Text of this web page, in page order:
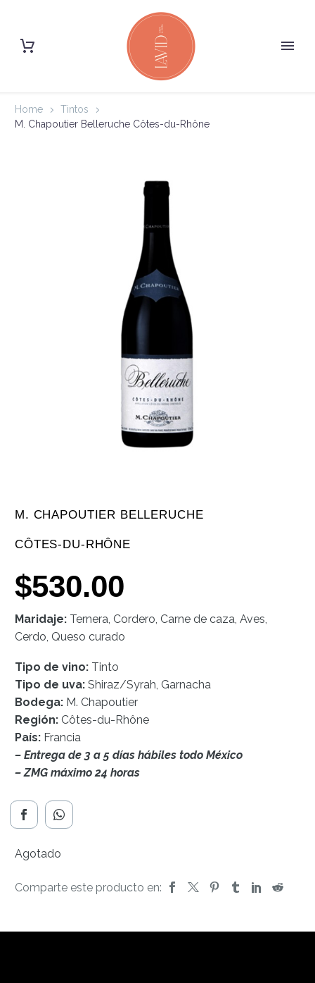
Home
Tintos
M. Chapoutier Belleruche Côtes-du-Rhône
M. CHAPOUTIER BELLERUCHE
CÔTES-DU-RHÔNE
$530.00
Maridaje: Ternera, Cordero, Carne de caza, Aves,
Cerdo, Queso curado
Tipo de vino: Tinto
Tipo de uva: Shiraz/Syrah, Garnacha
Bodega: M. Chapoutier
Región: Côtes-du-Rhône
País: Francia
– Entrega de 3 a 5 días hábiles todo México
– ZMG máximo 24 horas
Agotado
Comparte este producto en: